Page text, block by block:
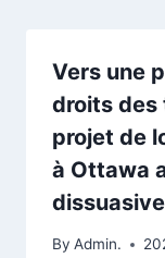
Vers une
droits des
projet de
à Ottawa
By Admin.